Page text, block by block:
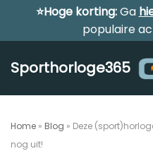
Meteen
inhoud
⭐Hoge korting:Ga
populaire
Sporthorloge365
Home » Blog » Deze
nog uit!